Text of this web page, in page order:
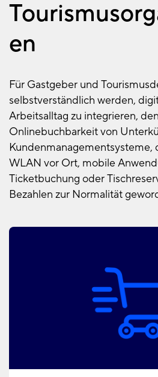
en
Für Gastgeber und
selbstverständlich werden,
Arbeitsalltag zu integrieren,
Onlinebuchbarkeit von
Kundenmanagementsysteme,
WLAN vor Ort, mobile
Ticketbuchung oder
Bezahlen zur Normalität